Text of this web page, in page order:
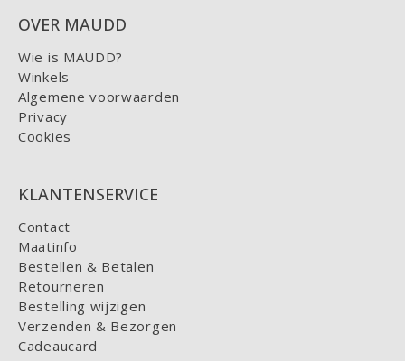
OVER MAUDD
Wie is MAUDD?
Winkels
Algemene voorwaarden
Privacy
Cookies
KLANTENSERVICE
Contact
Maatinfo
Bestellen & Betalen
Retourneren
Bestelling wijzigen
Verzenden & Bezorgen
Cadeaucard